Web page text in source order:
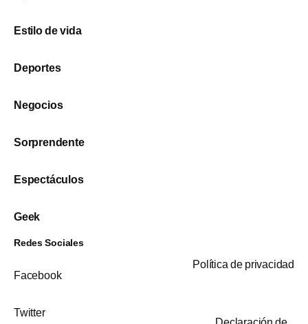
Estilo de vida
Deportes
Negocios
Sorprendente
Espectáculos
Geek
Redes Sociales
Facebook
Twitter
Política de privacidad